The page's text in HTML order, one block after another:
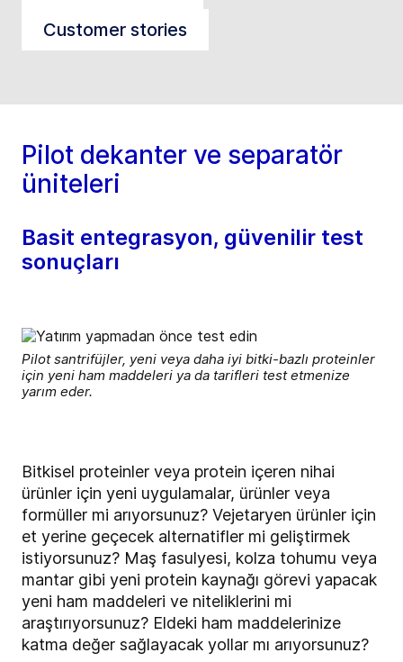
Customer stories
Pilot dekanter ve separatör
üniteleri
Basit entegrasyon, güvenilir test
sonuçları
Pilot santrifüjler, yeni veya daha iyi bitki-bazlı proteinler
için yeni ham maddeleri ya da tarifleri test etmenize
yarım eder.
Bitkisel proteinler veya protein içeren nihai
ürünler için yeni uygulamalar, ürünler veya
formüller mi arıyorsunuz? Vejetaryen ürünler için
et yerine geçecek alternatifler mi geliştirmek
istiyorsunuz? Maş fasulyesi, kolza tohumu veya
mantar gibi yeni protein kaynağı görevi yapacak
yeni ham maddeleri ve niteliklerini mi
araştırıyorsunuz? Eldeki ham maddelerinize
katma değer sağlayacak yollar mı arıyorsunuz?